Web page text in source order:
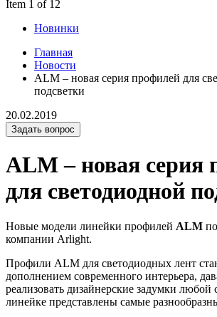
Item 1 of 12
Новинки
Главная
Новости
ALM – новая серия профилей для
подсветки
20.02.2019
Задать вопрос
ALM – новая серия
для светодиодной
Новые модели линейки профилей ALM
компании Arlight.
Профили ALM для светодиодных лент
дополнением современного интерьера,
реализовать дизайнерские задумки
линейке представлены самые